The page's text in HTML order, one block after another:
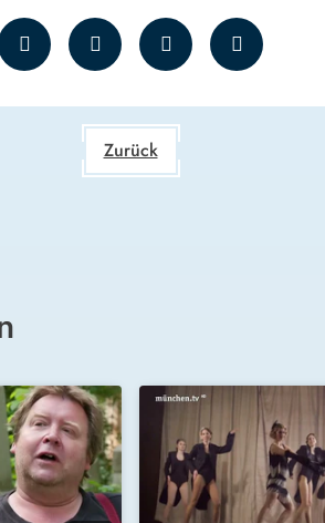
Zurück